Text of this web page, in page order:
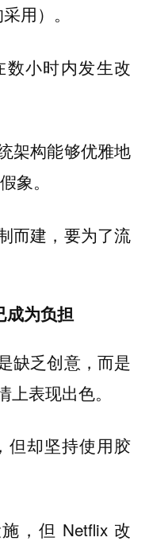
用）。
小时内发生改
架构能够优雅地
象。
而建，要为了流
成为负担
缺乏创意，而是
表现出色。
但却坚持使用胶
，但 Netflix 改